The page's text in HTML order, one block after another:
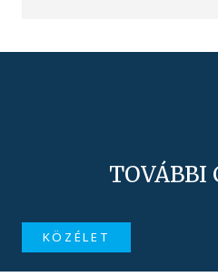
TOVÁBBI
KÖZÉLET